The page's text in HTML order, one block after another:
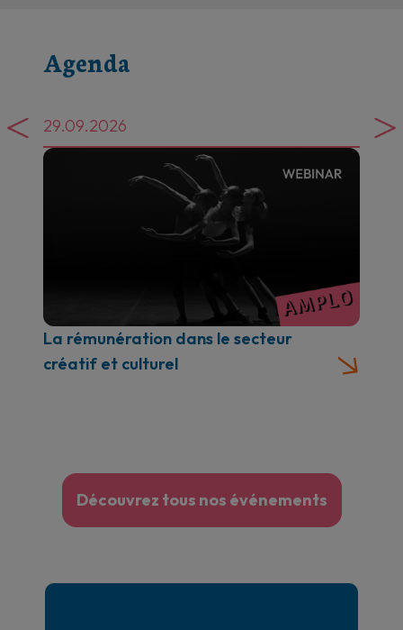
Agenda
29.09.2026
La rémunération dans le secteur
créatif et culturel
Découvrez tous nos événements